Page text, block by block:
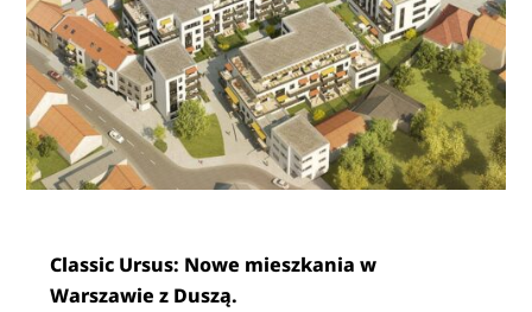
Classic Ursus: Nowe mieszkania w
Warszawie z Duszą.